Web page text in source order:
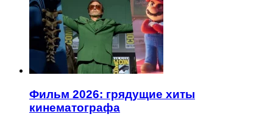
Фильм 2026: грядущие хиты
кинематографа